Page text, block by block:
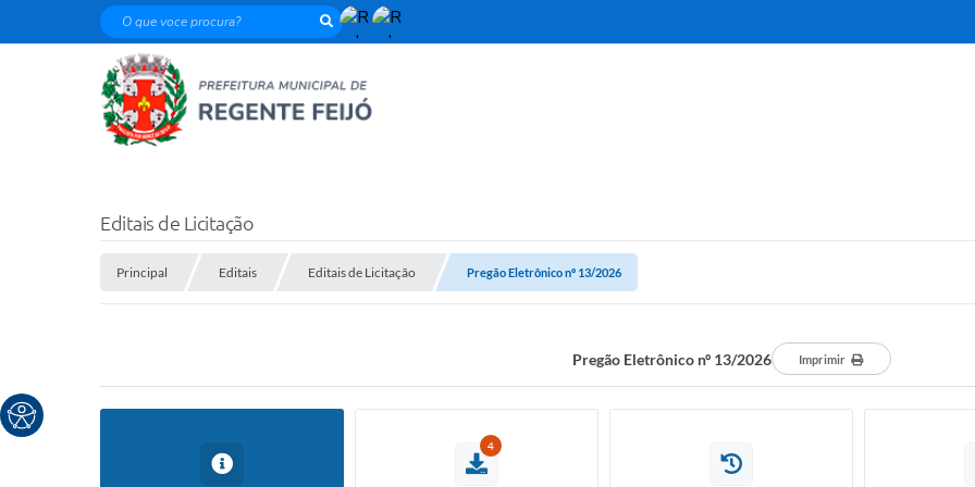
O que voce procura?
Editais de Licitação
Principal Editais Editais de Licitação Pregão Eletrônico nº 13/2026
Pregão Eletrônico nº 13/2026 Imprimir
4